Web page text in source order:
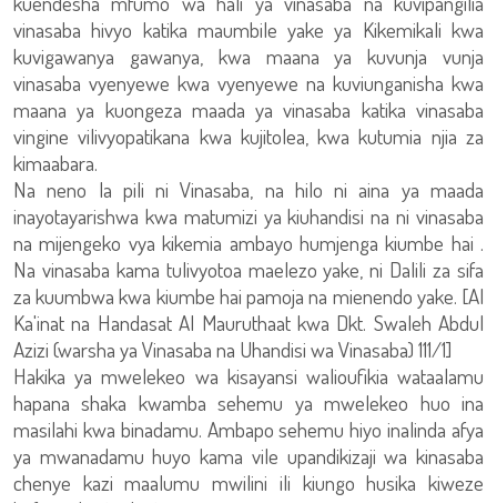
vinasaba hivyo katika maumbile yake ya Kikemikali kwa
kuvigawanya gawanya, kwa maana ya kuvunja vunja
vinasaba vyenyewe kwa vyenyewe na kuviunganisha kwa
maana ya kuongeza maada ya vinasaba katika vinasaba
vingine vilivyopatikana kwa kujitolea, kwa kutumia njia za
kimaabara.
Na neno la pili ni Vinasaba, na hilo ni aina ya maada
inayotayarishwa kwa matumizi ya kiuhandisi na ni vinasaba
na mijengeko vya kikemia ambayo humjenga kiumbe hai .
Na vinasaba kama tulivyotoa maelezo yake, ni Dalili za sifa
za kuumbwa kwa kiumbe hai pamoja na mienendo yake. [Al
Ka'inat na Handasat Al Mauruthaat kwa Dkt. Swaleh Abdul
Azizi (warsha ya Vinasaba na Uhandisi wa Vinasaba) 111/1]
Hakika ya mwelekeo wa kisayansi walioufikia wataalamu
hapana shaka kwamba sehemu ya mwelekeo huo ina
masilahi kwa binadamu. Ambapo sehemu hiyo inalinda afya
ya mwanadamu huyo kama vile upandikizaji wa kinasaba
chenye kazi maalumu mwilini ili kiungo husika kiweze